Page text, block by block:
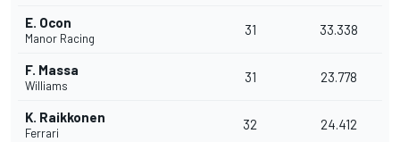
E. Ocon
Manor Racing
31 33.338
F. Massa
Williams
31 23.778
K. Raikkonen
Ferrari
32 24.412